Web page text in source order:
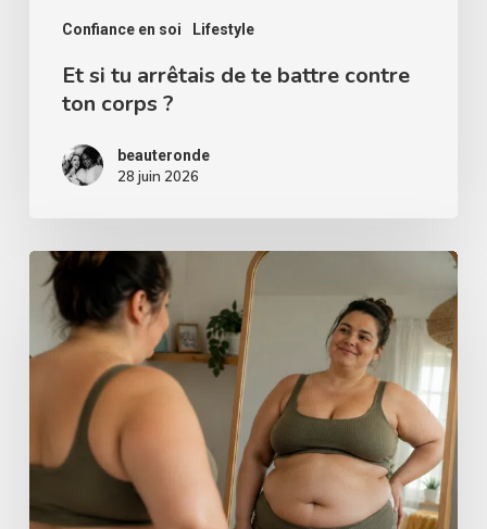
Confiance en soi Lifestyle
corps
Et si tu arrêtais de te battre contre
ton corps ?
beauteronde
28 juin 2026
Comment
accepter
son
exercices
thérapie